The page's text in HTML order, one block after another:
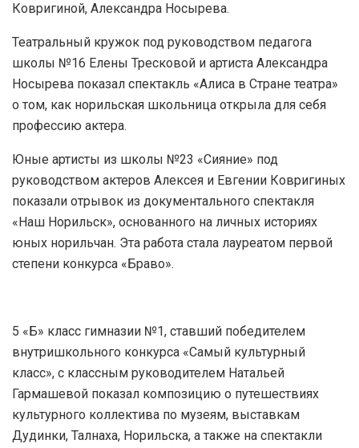
Ковригиной, Александра Носырева.
Театральный кружок под руководством педагога
школы №16 Елены Тресковой и артиста Александра
Носырева показал спектакль «Алиса в Стране театра»
о том, как норильская школьница открыла для себя
профессию актера.
Юные артисты из школы №23 «Сияние» под
руководством актеров Алексея и Евгении Ковригиных
показали отрывок из документального спектакля
«Наш Норильск», основанного на личных историях
юных норильчан. Эта работа стала лауреатом первой
степени конкурса «Браво».
5 «Б» класс гимназии №1, ставший победителем
внутришкольного конкурса «Самый культурный
класс», с классным руководителем Натальей
Гармашевой показал композицию о путешествиях
культурного коллектива по музеям, выставкам
Дудинки, Талнаха, Норильска, а также на спектакли